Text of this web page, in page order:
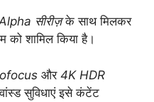
सीरीज़के साथ मिलकर
को शामिल किया है।
और 4K HDR
सुविधाएं इसे कंटेंट